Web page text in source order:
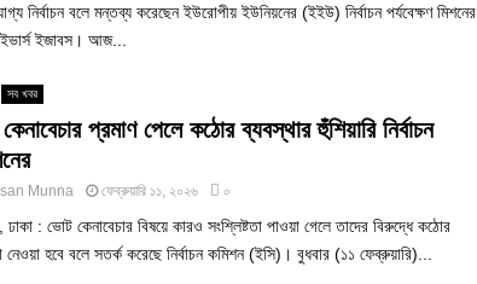
নির্বাচন বলে মন্তব্য করেছেন ইউরোপীয় ইউনিয়নের (ইইউ) নির্বাচন পর্যবেক্ষণ মিশনের
ইজাবস। আজ...
সব খবর
প্রমাণ পেলে কঠোর ব্যবস্থার হুঁশিয়ারি নির্বাচন
Munna ফেব্রুয়ারি ১১, ২০২৬ ০
: ভোট কেনাবেচার বিষয়ে কারও সংশ্লিষ্টতা পাওয়া গেলে তাদের বিরুদ্ধে কঠোর
নেওয়া হবে বলে সতর্ক করেছে নির্বাচন কমিশন (ইসি)। বুধবার (১১ ফেব্রুয়ারি)...